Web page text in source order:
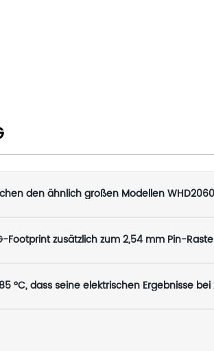
den ähnlich großen Modellen
zusätzlich zum 2,54 mm Pin-